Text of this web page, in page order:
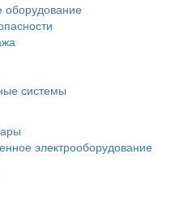
оборудование
системы
электрооборудование